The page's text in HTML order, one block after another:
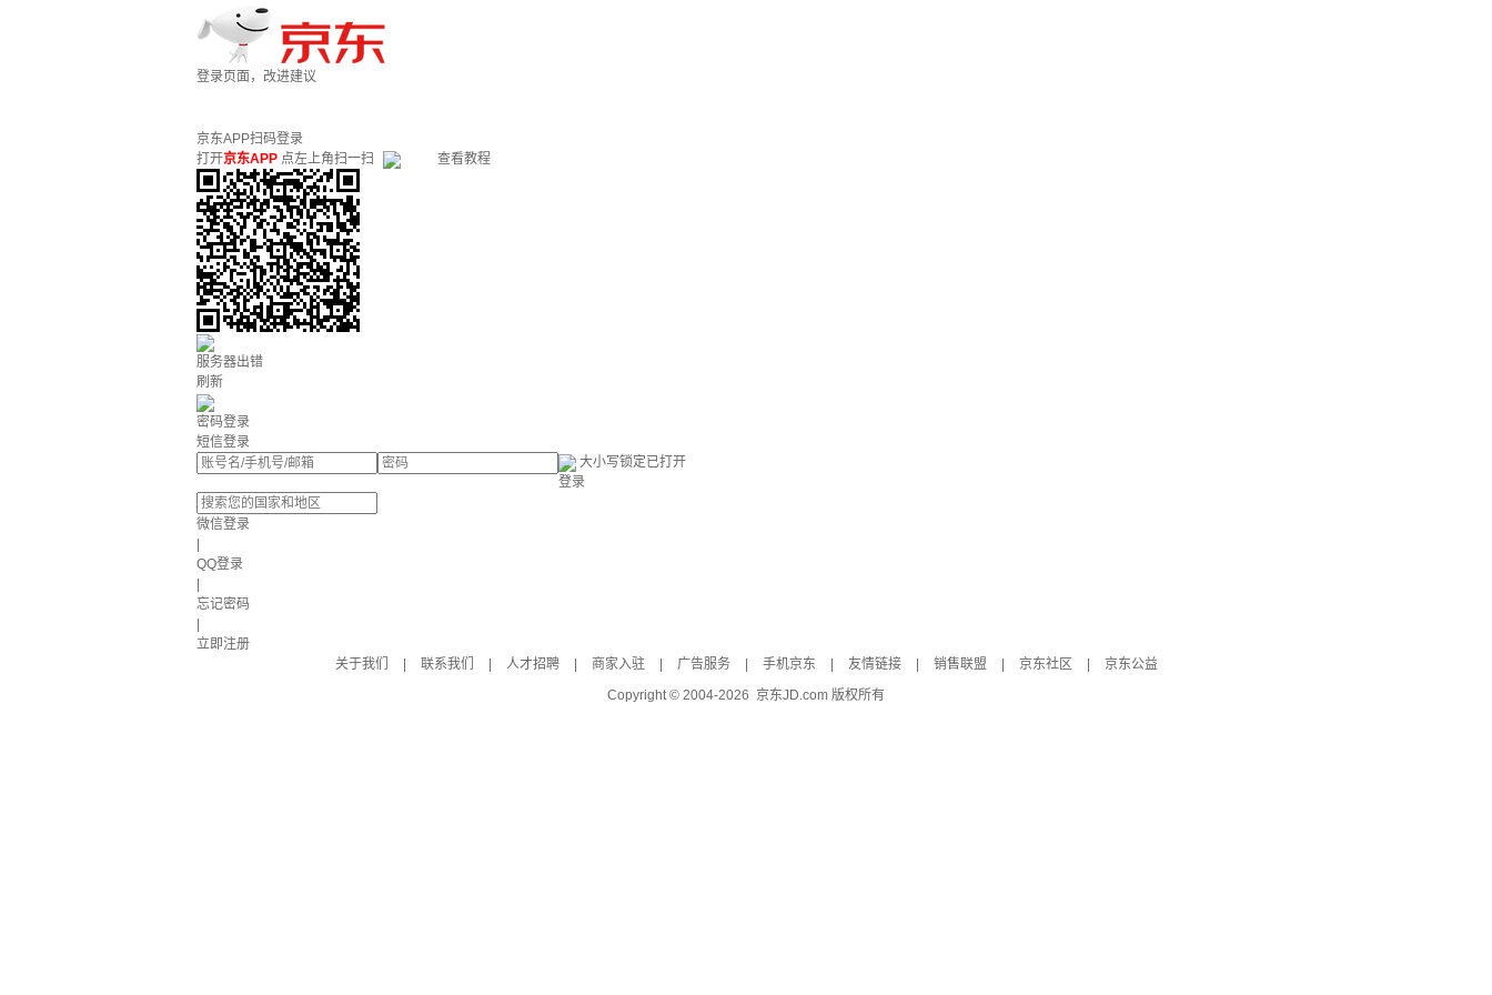
登录页面，改进建议
京东APP扫码登录
打开京东APP 点左上角扫一扫 查看教程
服务器出错
刷新
密码登录
短信登录
大小写锁定已打开
登录
微信登录
QQ登录
忘记密码
立即注册
关于我们
联系我们 人才招聘 商家入驻 广告服务 手机京东 友情链接 销售联盟 京东社区
京东公益
Copyright © 2004-2026 京东JD.com 版权所有